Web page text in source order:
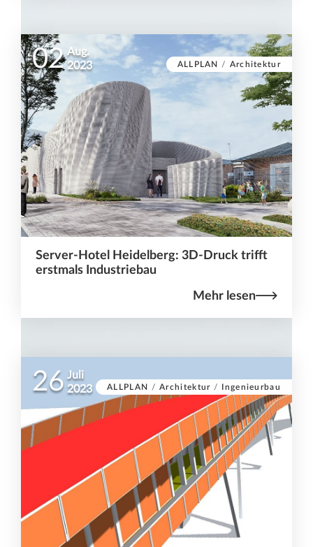
ALLPLAN / Architektur
02 Aug.
2023
Server-Hotel Heidelberg: 3D-Druck trifft
erstmals Industriebau
Mehr lesen
ALLPLAN /Architektur / Ingenieurbau
26 Juli
2023